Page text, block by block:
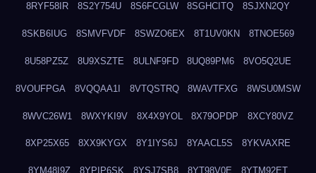
8RYF58IR 8S2Y754U 8S6FCGLW 8SGHCITQ 8SJXN2QY
8SKB6IUG 8SMVFVDF 8SWZO6EX 8T1UV0KN 8TNOE569
8U58PZ5Z 8U9XSZTE 8ULNF9FD 8UQ89PM6 8VO5Q2UE
8VOUFPGA 8VQQAA1I 8VTQSTRQ 8WAVTFXG 8WSU0MSW
8WVC26W1 8WXYKI9V 8X4X9YOL 8X79OPDP 8XCY80VZ
8XP25X65 8XX9KYGX 8Y1IYS6J 8YAACL5S 8YKVAXRE
8YM48I9Z 8YPIP6SK 8YSJ7SB8 8YT98V0E 8YTM92ET